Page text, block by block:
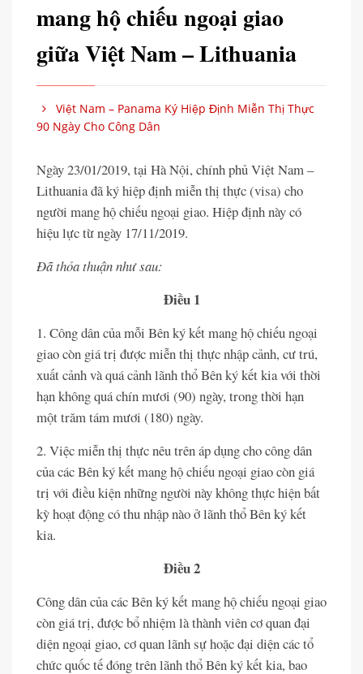
mang hộ chiếu ngoại giao
giữa Việt Nam – Lithuania
Việt Nam – Panama Ký Hiệp Định Miễn Thị Thực
90 Ngày Cho Công Dân
Ngày 23/01/2019, tại Hà Nội, chính phủ Việt Nam –
Lithuania đã ký hiệp định miễn thị thực (visa) cho
người mang hộ chiếu ngoại giao. Hiệp định này có
hiệu lực từ ngày 17/11/2019.
Đã thỏa thuận như sau:
Điều 1
1. Công dân của mỗi Bên ký kết mang hộ chiếu ngoại
giao còn giá trị được miễn thị thực nhập cảnh, cư trú,
xuất cảnh và quá cảnh lãnh thổ Bên ký kết kia với thời
hạn không quá chín mươi (90) ngày, trong thời hạn
một trăm tám mươi (180) ngày.
2. Việc miễn thị thực nêu trên áp dụng cho công dân
của các Bên ký kết mang hộ chiếu ngoại giao còn giá
trị với điều kiện những người này không thực hiện bất
kỳ hoạt động có thu nhập nào ở lãnh thổ Bên ký kết
kia.
Điều 2
Công dân của các Bên ký kết mang hộ chiếu ngoại giao
còn giá trị, được bổ nhiệm là thành viên cơ quan đại
diện ngoại giao, cơ quan lãnh sự hoặc đại diện các tổ
chức quốc tế đóng trên lãnh thổ Bên ký kết kia, bao